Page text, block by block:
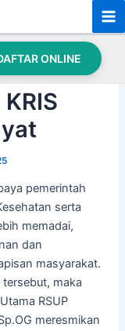
ONLINE
Ratatotok Buyat
pemerintah
serta
memadai,
dan
masyarakat.
maka
RSUP
meresmikan